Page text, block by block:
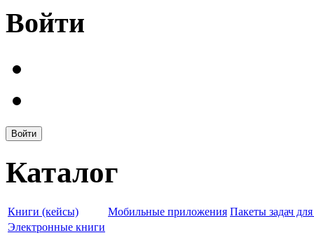
Войти
Войти
Каталог
Книги (кейсы) Мобильные приложения Пакеты задач
Электронные книги